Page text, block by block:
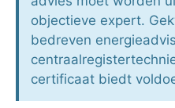
objectieve expert.
bedreven
certificaat biedt